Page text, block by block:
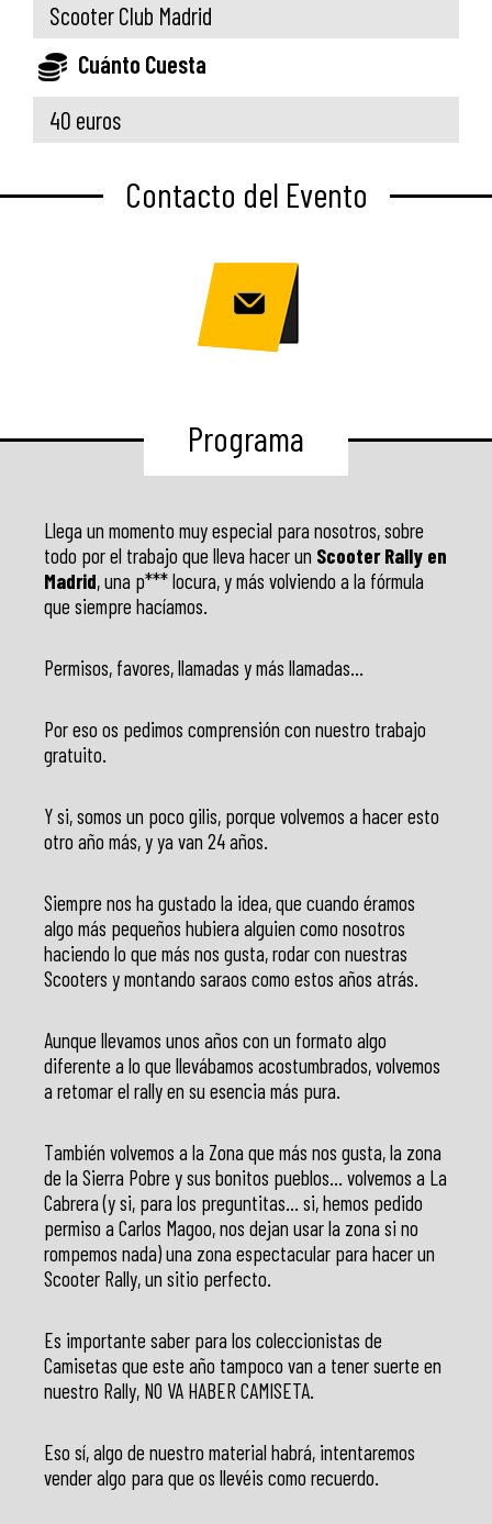
Scooter Club Madrid
Cuánto Cuesta
40 euros
Contacto del Evento
Programa
Llega un momento muy especial para nosotros, sobre
todo por el trabajo que lleva hacer un Scooter Rally en
Madrid, una p*** locura, y más volviendo a la fórmula
que siempre hacíamos.
Permisos, favores, llamadas y más llamadas…
Por eso os pedimos comprensión con nuestro trabajo
gratuito.
Y si, somos un poco gilis, porque volvemos a hacer esto
otro año más, y ya van 24 años.
Siempre nos ha gustado la idea, que cuando éramos
algo más pequeños hubiera alguien como nosotros
haciendo lo que más nos gusta, rodar con nuestras
Scooters y montando saraos como estos años atrás.
Aunque llevamos unos años con un formato algo
diferente a lo que llevábamos acostumbrados, volvemos
a retomar el rally en su esencia más pura.
También volvemos a la Zona que más nos gusta, la zona
de la Sierra Pobre y sus bonitos pueblos… volvemos a La
Cabrera (y si, para los preguntitas… si, hemos pedido
permiso a Carlos Magoo, nos dejan usar la zona si no
rompemos nada) una zona espectacular para hacer un
Scooter Rally, un sitio perfecto.
Es importante saber para los coleccionistas de
Camisetas que este año tampoco van a tener suerte en
nuestro Rally, NO VA HABER CAMISETA.
Eso sí, algo de nuestro material habrá, intentaremos
vender algo para que os llevéis como recuerdo.